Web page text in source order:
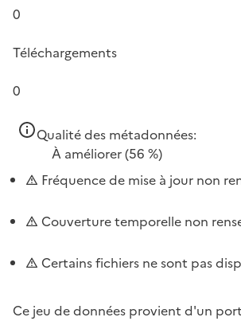
0
Téléchargements
0
Qualité des métadonnées:
À améliorer(56 %)
Fréquence de mise à jour non
Couverture temporelle non
Certains fichiers ne sont pas
Ce jeu de données provient d'un